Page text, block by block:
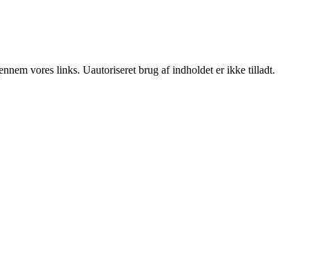
vores links. Uautoriseret brug af indholdet er ikke tilladt.